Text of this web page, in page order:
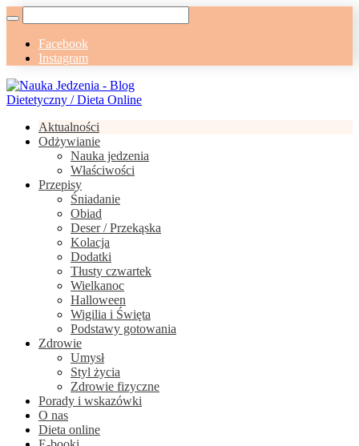
Facebook
Instagram
Aktualności
Odżywianie
Nauka jedzenia
Właściwości
Przepisy
Śniadanie
Obiad
Deser / Przekąska
Kolacja
Dodatki
Tłusty czwartek
Wielkanoc
Halloween
Wigilia i Święta
Podstawy gotowania
Zdrowie
Umysł
Styl życia
Zdrowie fizyczne
Porady i wskazówki
O nas
Dieta online